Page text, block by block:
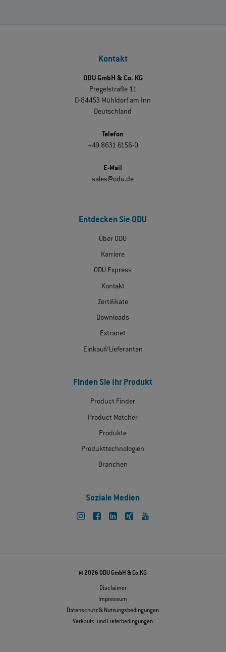
Kontakt
ODU GmbH & Co. KG
Pregelstraße 11
D-84453 Mühldorf am Inn
Deutschland
Telefon
+49 8631 6156-0
E-Mail
sales@odu.de
Entdecken Sie ODU
Über ODU
Karriere
ODU Express
Kontakt
Zertifikate
Downloads
Extranet
Einkauf/Lieferanten
Finden Sie Ihr Produkt
Product Finder
Product Matcher
Produkte
Produkttechnologien
Branchen
Soziale Medien
© 2026 ODU GmbH & Co.KG
Disclaimer
Impressum
Datenschutz & Nutzungsbedingungen
Verkaufs- und Lieferbedingungen